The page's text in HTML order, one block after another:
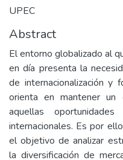
UPEC
Abstract
El entorno globalizado al
en día presenta la
de internacionalización y
orienta en mantener un
aquellas
internacionales. Es por
el objetivo de analizar
la diversificación de